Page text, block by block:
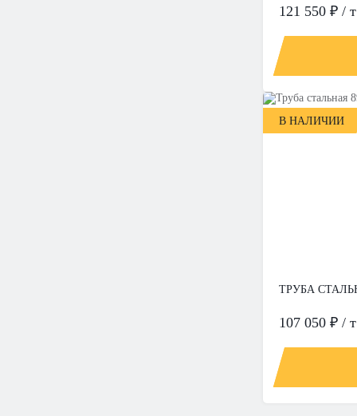
121 550 ₽ / т
В НАЛИЧИИ
ТРУБА
107 050 ₽ / т